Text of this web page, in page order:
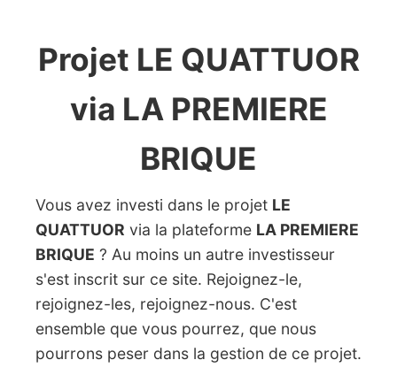
Projet LE QUATTUOR
via LA PREMIERE
BRIQUE
Vous avez investi dans le projet LE
QUATTUOR via la plateforme LA PREMIERE
BRIQUE ? Au moins un autre investisseur
s'est inscrit sur ce site. Rejoignez-le,
rejoignez-les, rejoignez-nous. C'est
ensemble que vous pourrez, que nous
pourrons peser dans la gestion de ce projet.